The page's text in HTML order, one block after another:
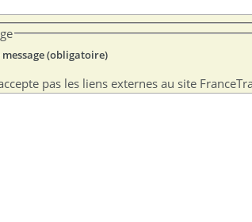
Texte de votre message (obligatoire)
pas les liens externes au site